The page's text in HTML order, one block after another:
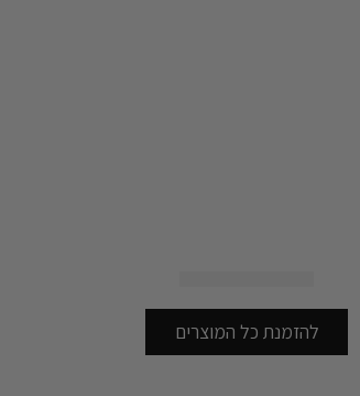
להזמנת כל המוצרים